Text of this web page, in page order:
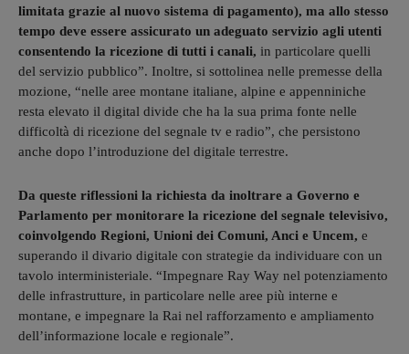
limitata grazie al nuovo sistema di pagamento), ma allo stesso
tempo deve essere assicurato un adeguato servizio agli utenti
consentendo la ricezione di tutti i canali, in particolare quelli
del servizio pubblico”. Inoltre, si sottolinea nelle premesse della
mozione, “nelle aree montane italiane, alpine e appenniniche
resta elevato il digital divide che ha la sua prima fonte nelle
difficoltà di ricezione del segnale tv e radio”, che persistono
anche dopo l’introduzione del digitale terrestre.
Da queste riflessioni la richiesta da inoltrare a Governo e
Parlamento per monitorare la ricezione del segnale televisivo,
coinvolgendo Regioni, Unioni dei Comuni, Anci e Uncem, e
superando il divario digitale con strategie da individuare con un
tavolo interministeriale. “Impegnare Ray Way nel potenziamento
delle infrastrutture, in particolare nelle aree più interne e
montane, e impegnare la Rai nel rafforzamento e ampliamento
dell’informazione locale e regionale”.